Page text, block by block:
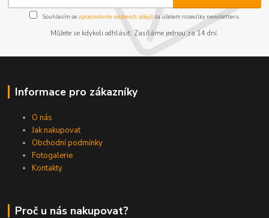
Souhlasím se zpracováním osobních údajůza účelem rozesílky newsletteru.
Můžete se kdykoli odhlásit. Zasíláme jednou za 14 dní.
Informace pro zákazníky
O nás
Jak nakupovat
Obchodní podmínky
Fotogalerie
Kontakty
Proč u nás nakupovat?